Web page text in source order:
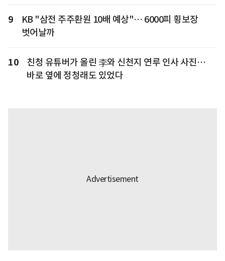
9
KB "삼전 주주환원 10배 예상"… 6000피 횡보장
벗어날까
10
친청 유튜버가 올린 李와 신천지 연루 인사 사진…
바로 옆에 정청래도 있었다